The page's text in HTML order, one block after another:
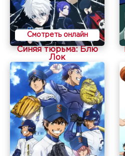
Смотреть онлайн
Синяя тюрьма: Блю
Лок